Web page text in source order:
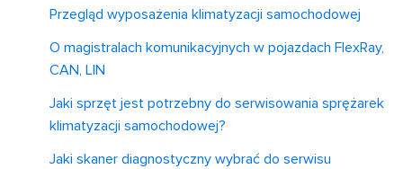
Przegląd wyposażenia klimatyzacji samochodowej
O magistralach komunikacyjnych w pojazdach FlexRay,
CAN, LIN
Jaki sprzęt jest potrzebny do serwisowania sprężarek
klimatyzacji samochodowej?
Jaki skaner diagnostyczny wybrać do serwisu